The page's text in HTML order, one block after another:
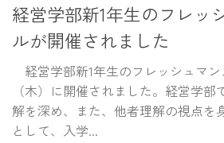
経営学部新1年生のフレッ
ルが開催されました
経営学部新1年生のフレッシュマン
（木）に開催されました。経営学
解を深め、また、他者理解の視点を
として、入学...